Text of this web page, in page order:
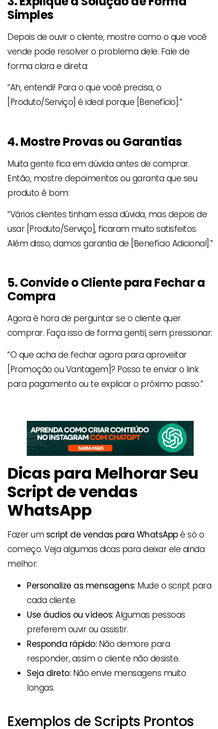
Simples
Depois de ouvir o cliente, mostre como o que você
vende pode resolver o problema dele. Fale de
forma clara e direta:
“Ah, entendi! Para o que você precisa, o
[Produto/Serviço] é ideal porque [Benefício].”
4. Mostre Provas ou Garantias
Muita gente fica em dúvida antes de comprar.
Então, mostre depoimentos ou garanta que seu
produto é bom:
“Vários clientes tinham essa dúvida, mas depois de
usar [Produto/Serviço], ficaram muito satisfeitos.
Além disso, damos garantia de [Benefício Adicional].”
5. Convide o Cliente para Fechar a
Compra
Agora é hora de perguntar se o cliente quer
comprar. Faça isso de forma gentil, sem pressionar:
“O que acha de fechar agora para aproveitar
[Promoção ou Vantagem]? Posso te enviar o link
para pagamento ou te explicar o próximo passo.”
Dicas para Melhorar Seu
Script de vendas
WhatsApp
Fazer um script de vendas para WhatsAppé só o
começo. Veja algumas dicas para deixar ele ainda
melhor:
Personalize as mensagens:Mude o script para
cada cliente.
Use áudios ou vídeos:Algumas pessoas
preferem ouvir ou assistir.
Responda rápido:Não demore para
responder, assim o cliente não desiste.
Seja direto:Não envie mensagens muito
longas.
Exemplos de Scripts Prontos